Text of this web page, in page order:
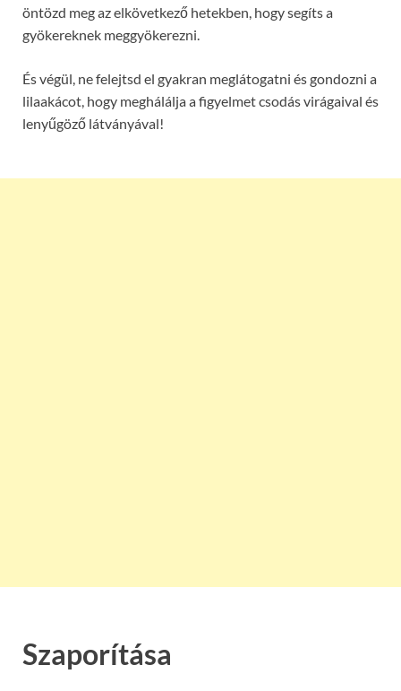
öntözd meg az elkövetkező hetekben, hogy segíts a
gyökereknek meggyökerezni.
És végül, ne felejtsd el gyakran meglátogatni és gondozni a
lilaakácot, hogy meghálálja a figyelmet csodás virágaival és
lenyűgöző látványával!
Szaporítása